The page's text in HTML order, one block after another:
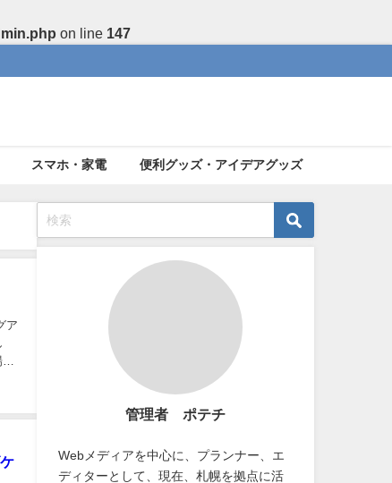
on line 147
スマホ・家電 便利グッズ・アイデアグッズ
ア
管理者 ポテチ
Webメディアを中心に、プランナー、エ
ディターとして、現在、札幌を拠点に活